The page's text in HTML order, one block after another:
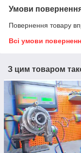
Умови
Повернення товару
Всі умови
З цим товаром